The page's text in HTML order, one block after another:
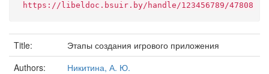
https://libeldoc.bsuir.by/handle/123456789/47808
Title:
Этапы создания игрового приложения
Authors:
Никитина, А. Ю.